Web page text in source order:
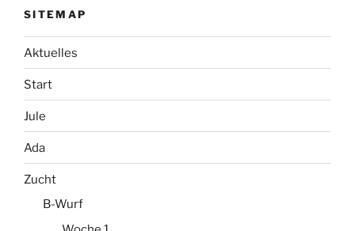
SITEMAP
Aktuelles
Start
Jule
Ada
Zucht
B-Wurf